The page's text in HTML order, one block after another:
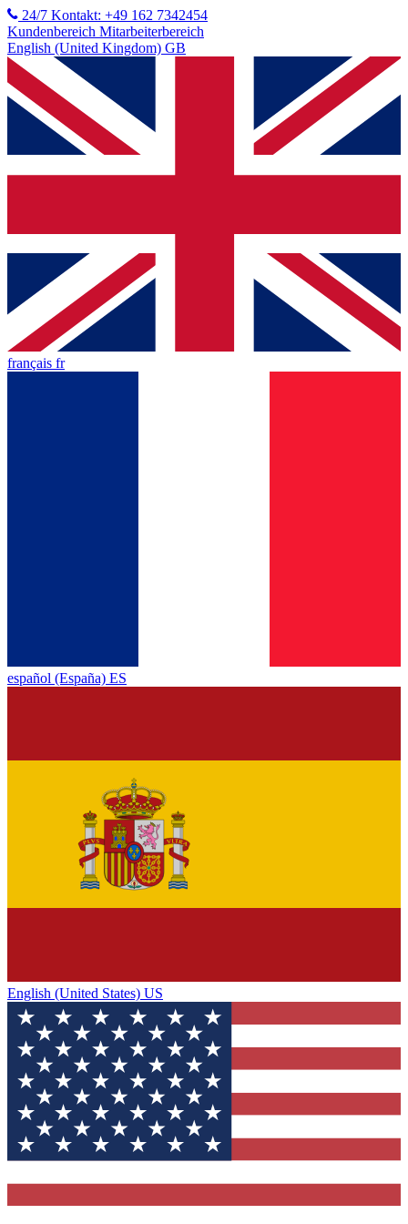
24/7 Kontakt: +49 162 7342454
Kundenbereich Mitarbeiterbereich
English (United Kingdom) GB
français fr
español (España) ES
English (United States) US